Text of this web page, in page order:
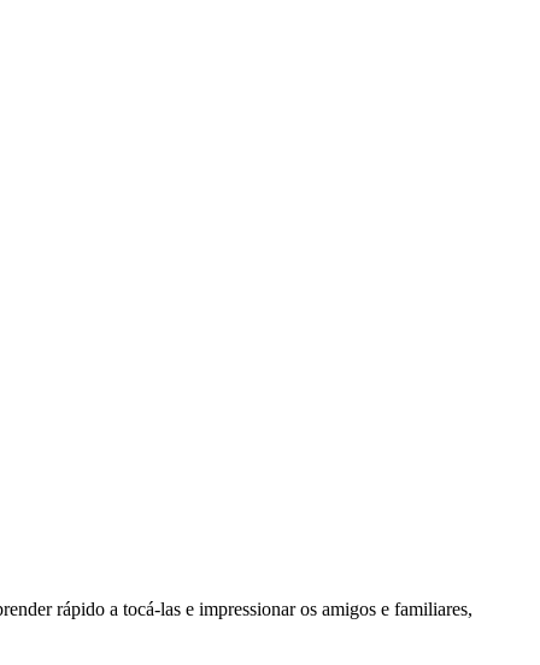
rápido a tocá-las e impressionar os amigos e familiares,